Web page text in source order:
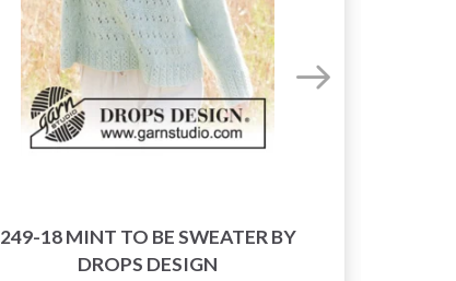
249-18 MINT TO BE SWEATER BY
DROPS DESIGN